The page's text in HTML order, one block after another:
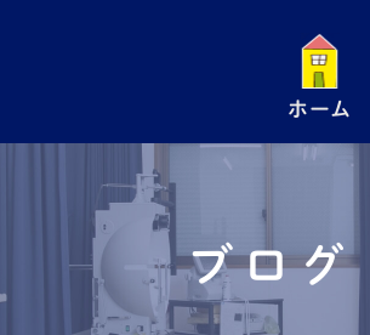
ホーム
ブログ